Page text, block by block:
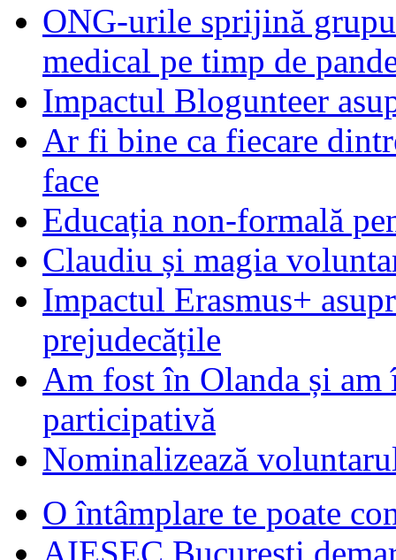
ONG-urile sprijină
medical pe timp de
Impactul Blogunteer
Ar fi bine ca fiecare
face
Educația non-formală
Claudiu și magia
Impactul Erasmus+
prejudecățile
Am fost în Olanda și am
participativă
Nominalizează
O întâmplare te poate
AIESEC Bucureşti